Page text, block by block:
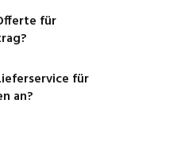
für
für
an?